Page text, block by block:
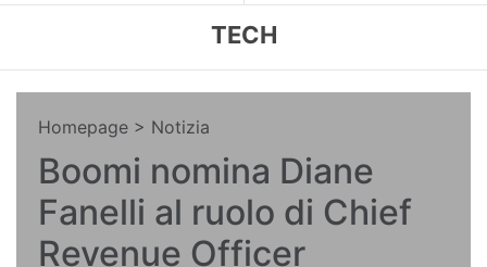
TECH
Homepage > Notizia
Boomi nomina Diane
Fanelli al ruolo di Chief
Revenue Officer